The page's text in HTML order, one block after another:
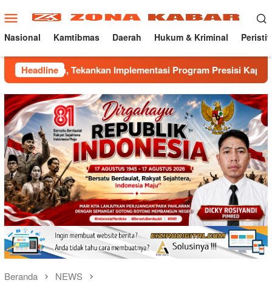
ke
konten
Menu
Mobile
Nasional Kamtibmas Daerah Hukum & Kriminal
HeadlineImplementasi Program Presisi Kapolri
Beranda NEWS